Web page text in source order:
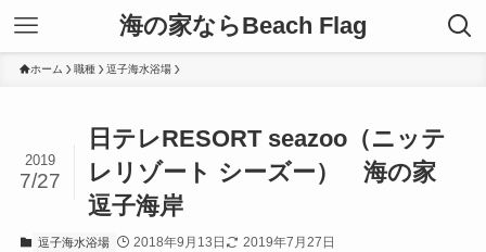
海の家ならBeach Flag
ホーム 職種 逗子海水浴場
日テレRESORT seazoo（ニッテ
レリゾート シーズー） 海の家
逗子海岸
2019
7/27
逗子海水浴場 2018年9月13日 2019年7月27日